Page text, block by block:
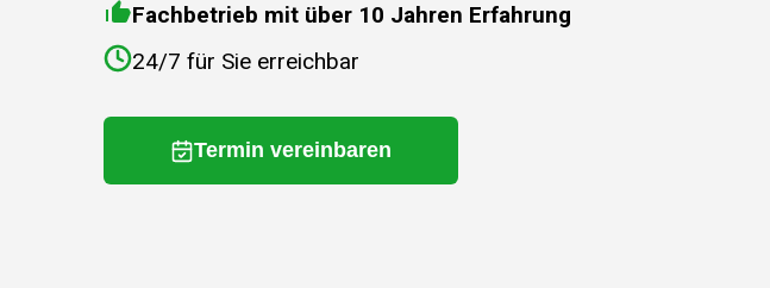
Fachbetrieb mit über 10 Jahren Erfahrung
24/7 für Sie erreichbar
Termin vereinbaren